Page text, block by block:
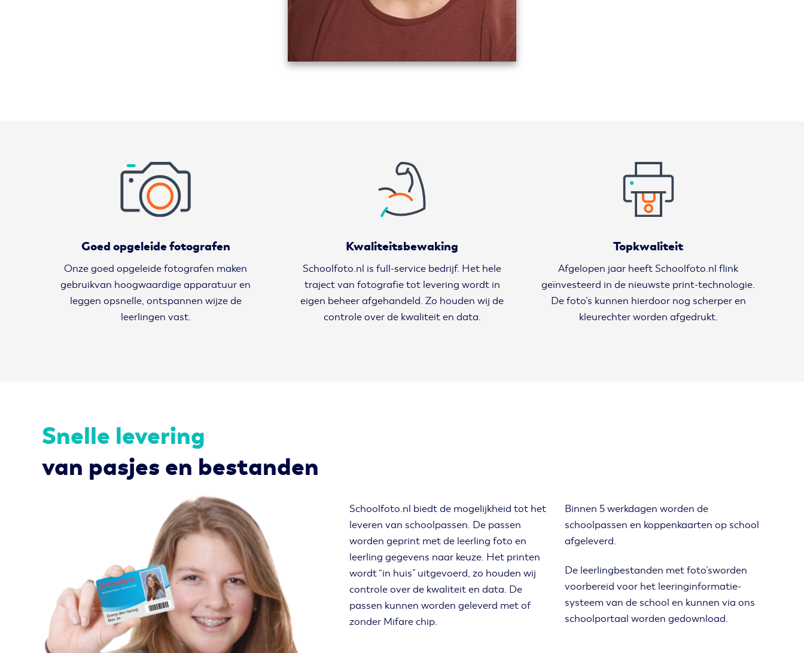
Goed opgeleide fotografen
Onze goed opgeleide fotografen maken
gebruikvan hoogwaardige apparatuur en
leggen opsnelle, ontspannen wijze de
leerlingen vast.
Kwaliteitsbewaking
Schoolfoto.nl is full-service bedrijf. Het hele
traject van fotografie tot levering wordt in
eigen beheer afgehandeld. Zo houden wij de
controle over de kwaliteit en data.
Topkwaliteit
Afgelopen jaar heeft Schoolfoto.nl flink
geïnvesteerd in de nieuwste print-technologie.
De foto’s kunnen hierdoor nog scherper en
kleurechter worden afgedrukt.
Snelle levering
van pasjes en bestanden
Schoolfoto.nl biedt de mogelijkheid tot het
leveren van schoolpassen. De passen
worden geprint met de leerling foto en
leerling gegevens naar keuze. Het printen
wordt “in huis” uitgevoerd, zo houden wij
controle over de kwaliteit en data. De
passen kunnen worden geleverd met of
zonder Mifare chip.
Binnen 5 werkdagen worden de
schoolpassen en koppenkaarten op school
afgeleverd.
De leerlingbestanden met foto’sworden
voorbereid voor het leeringinformatie-
systeem van de school en kunnen via ons
schoolportaal worden gedownload.